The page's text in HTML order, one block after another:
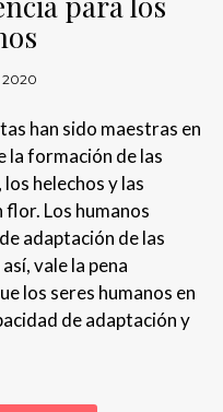
2020
han sido maestras en
la formación de las
helechos y las
Los humanos
adaptación de las
vale la pena
los seres humanos en
de adaptación y